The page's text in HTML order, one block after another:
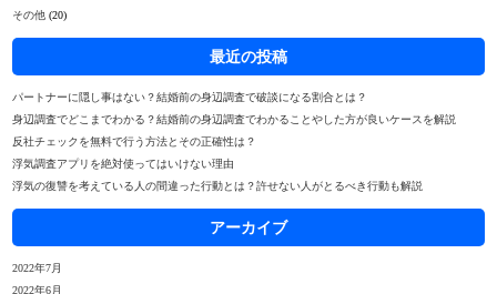
その他 (20)
最近の投稿
パートナーに隠し事はない？結婚前の身辺調査で破談になる割合とは？
身辺調査でどこまでわかる？結婚前の身辺調査でわかることやした方が良いケースを解説
反社チェックを無料で行う方法とその正確性は？
浮気調査アプリを絶対使ってはいけない理由
浮気の復讐を考えている人の間違った行動とは？許せない人がとるべき行動も解説
アーカイブ
2022年7月
2022年6月